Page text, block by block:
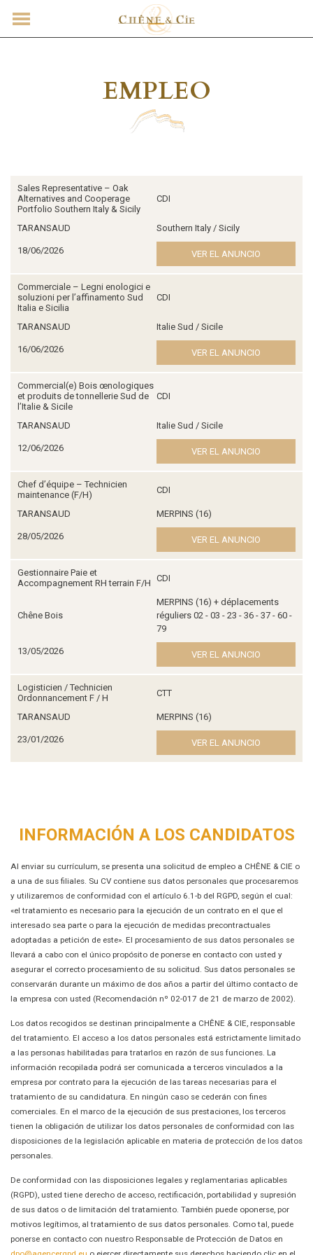
CONTACTO
EMPLEO
Sales Representative – Oak
Alternatives and Cooperage
Portfolio Southern Italy & Sicily
CDI
TARANSAUD Southern Italy / Sicily
18/06/2026 VER EL ANUNCIO
Commerciale – Legni enologici e
soluzioni per l’affinamento Sud
Italia e Sicilia
CDI
TARANSAUD Italie Sud / Sicile
16/06/2026 VER EL ANUNCIO
Commercial(e) Bois œnologiques
et produits de tonnellerie Sud de
l’Italie & Sicile
CDI
TARANSAUD Italie Sud / Sicile
12/06/2026 VER EL ANUNCIO
Chef d’équipe – Technicien
maintenance (F/H)
CDI
TARANSAUD MERPINS (16)
28/05/2026 VER EL ANUNCIO
Gestionnaire Paie et
Accompagnement RH terrain F/H CDI
Chêne Bois
MERPINS (16) + déplacements
réguliers 02 - 03 - 23 - 36 - 37 - 60 -
79
13/05/2026 VER EL ANUNCIO
Logisticien / Technicien
Ordonnancement F / H
CTT
TARANSAUD MERPINS (16)
23/01/2026 VER EL ANUNCIO
INFORMACIÓN A LOS CANDIDATOS
Al enviar su currículum, se presenta una solicitud de empleo a CHÊNE & CIE o
a una de sus filiales. Su CV contiene sus datos personales que procesaremos
y utilizaremos de conformidad con el artículo 6.1-b del RGPD, según el cual:
«el tratamiento es necesario para la ejecución de un contrato en el que el
interesado sea parte o para la ejecución de medidas precontractuales
adoptadas a petición de este». El procesamiento de sus datos personales se
llevará a cabo con el único propósito de ponerse en contacto con usted y
asegurar el correcto procesamiento de su solicitud. Sus datos personales se
conservarán durante un máximo de dos años a partir del último contacto de
la empresa con usted (Recomendación nº 02-017 de 21 de marzo de 2002).
Los datos recogidos se destinan principalmente a CHÊNE & CIE, responsable
del tratamiento. El acceso a los datos personales está estrictamente limitado
a las personas habilitadas para tratarlos en razón de sus funciones. La
información recopilada podrá ser comunicada a terceros vinculados a la
empresa por contrato para la ejecución de las tareas necesarias para el
tratamiento de su candidatura. En ningún caso se cederán con fines
comerciales. En el marco de la ejecución de sus prestaciones, los terceros
tienen la obligación de utilizar los datos personales de conformidad con las
disposiciones de la legislación aplicable en materia de protección de los datos
personales.
De conformidad con las disposiciones legales y reglamentarias aplicables
(RGPD), usted tiene derecho de acceso, rectificación, portabilidad y supresión
de sus datos o de limitación del tratamiento. También puede oponerse, por
motivos legítimos, al tratamiento de sus datos personales. Como tal, puede
ponerse en contacto con nuestro Responsable de Protección de Datos en